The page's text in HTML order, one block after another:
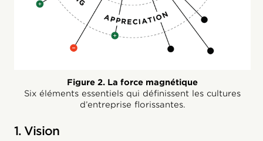
Figure 2. La force magnétique
Six éléments essentiels qui définissent les cultures
d’entreprise florissantes.
1. Vision